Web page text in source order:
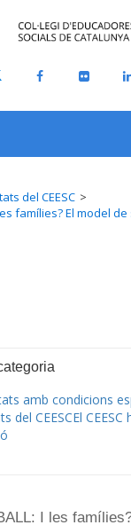
del CEESC
les famílies? El model
amb condicions
del CEESCEl CEESC
I les